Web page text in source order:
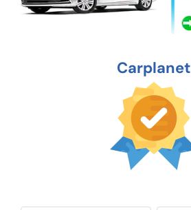
Carplanet